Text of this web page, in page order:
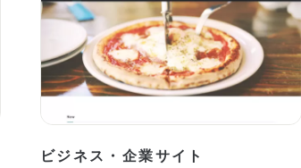
ビジネス・企業サイト